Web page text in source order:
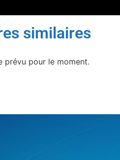
similaires
prévu pour le moment.